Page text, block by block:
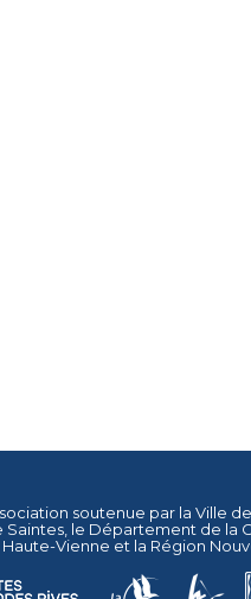
soutenue par la Ville
Saintes , le Département de la
Vienne et la Région